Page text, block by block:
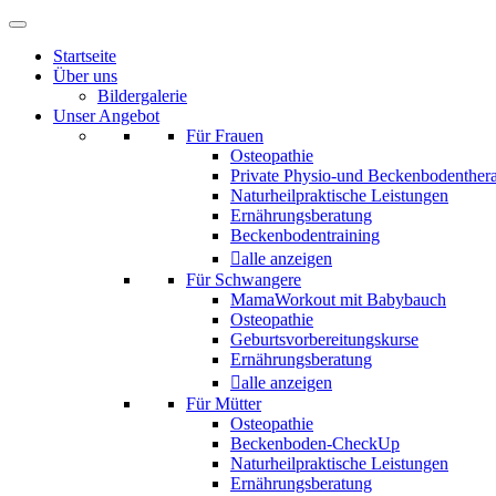
Startseite
Über uns
Bildergalerie
Unser Angebot
Für Frauen
Osteopathie
Private Physio-und
Naturheilpraktische Leistungen
Ernährungsberatung
Beckenbodentraining
alle anzeigen
Für Schwangere
MamaWorkout mit Babybauch
Osteopathie
Geburtsvorbereitungskurse
Ernährungsberatung
alle anzeigen
Für Mütter
Osteopathie
Beckenboden-CheckUp
Naturheilpraktische Leistungen
Ernährungsberatung